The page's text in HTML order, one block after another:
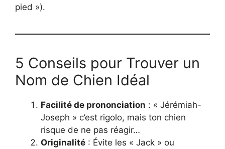
pied »).
5 Conseils pour Trouver un
Nom de Chien Idéal
Facilité de prononciation : « Jérémiah-
Joseph » c’est rigolo, mais ton chien
risque de ne pas réagir…
Originalité : Évite les « Jack » ou